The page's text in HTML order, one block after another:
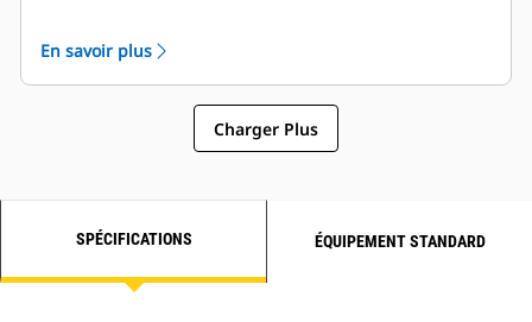
En savoir plus
Charger Plus
SPÉCIFICATIONS ÉQUIPEMENT STANDARD